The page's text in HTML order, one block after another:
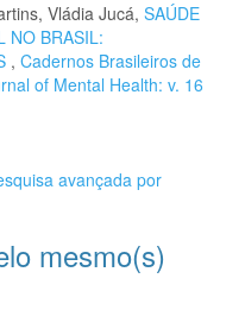
Vládia Jucá, SAÚDE
NO BRASIL:
, Cadernos Brasileiros de
of Mental Health: v. 16
avançada por
mesmo(s)